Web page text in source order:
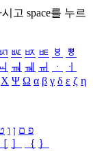
고 space를 누르
ㅵ ㅶ ㅷ ㅸ
ㅹ
ㆊ ㆋ ㆌ ㆍ
ㆎ
Χ Ψ Ω α β γ δ ε ζ η
פ ם ן ו
［ ］ ｛ ｝